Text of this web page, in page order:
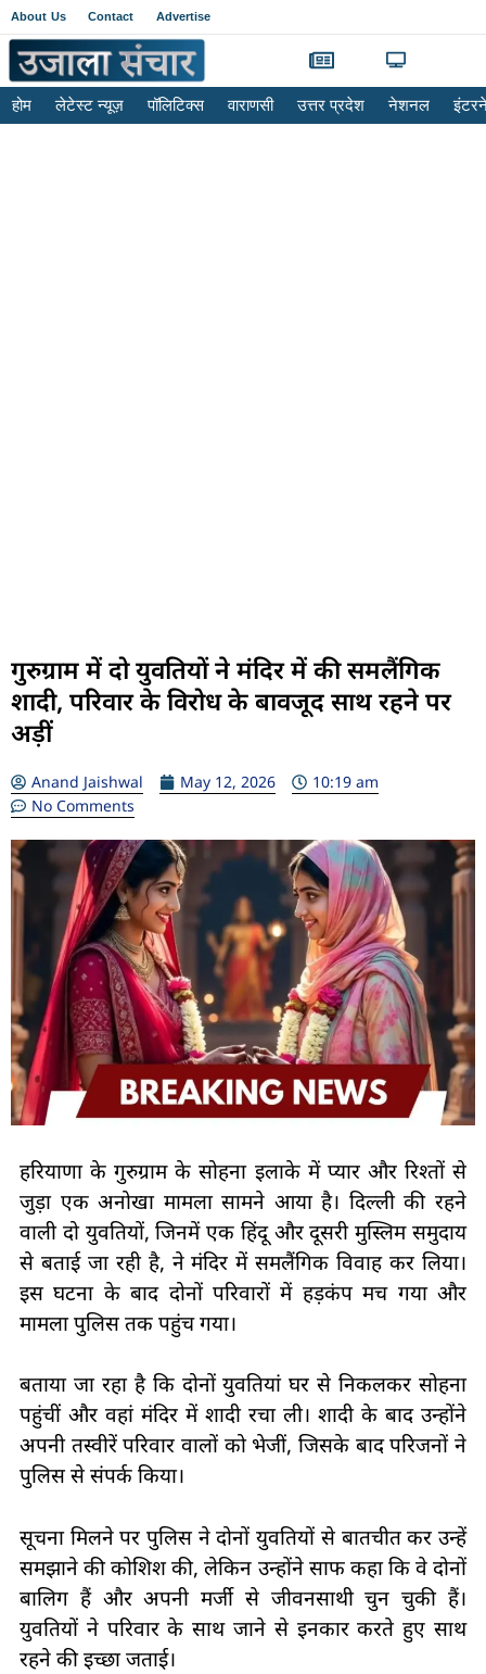
About Us Contact Advertise
होम लेटेस्ट न्यूज़ पॉलिटिक्स वाराणसी उत्तर प्रदेश नेशनल
गुरुग्राम में दो युवतियों ने मंदिर में की समलैंगिक
शादी, परिवार के विरोध के बावजूद साथ रहने पर
अड़ीं
Anand Jaishwal May 12, 2026
10:19 am
No Comments
हरियाणा के गुरुग्राम के सोहना इलाके में प्यार और रिश्तों से
जुड़ा एक अनोखा मामला सामने आया है। दिल्ली की रहने
वाली दो युवतियों, जिनमें एक हिंदू और दूसरी मुस्लिम समुदाय
से बताई जा रही है, ने मंदिर में समलैंगिक विवाह कर लिया।
इस घटना के बाद दोनों परिवारों में हड़कंप मच गया और
मामला पुलिस तक पहुंच गया।
बताया जा रहा है कि दोनों युवतियां घर से निकलकर सोहना
पहुंचीं और वहां मंदिर में शादी रचा ली। शादी के बाद उन्होंने
अपनी तस्वीरें परिवार वालों को भेजीं, जिसके बाद परिजनों ने
पुलिस से संपर्क किया।
सूचना मिलने पर पुलिस ने दोनों युवतियों से बातचीत कर उन्हें
समझाने की कोशिश की, लेकिन उन्होंने साफ कहा कि वे दोनों
बालिग हैं और अपनी मर्जी से जीवनसाथी चुन चुकी हैं।
युवतियों ने परिवार के साथ जाने से इनकार करते हुए साथ
रहने की इच्छा जताई।